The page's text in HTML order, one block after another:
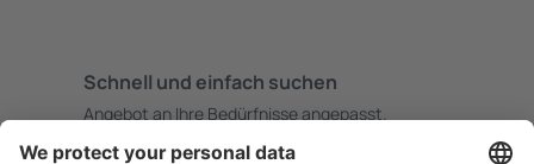
Schnell und einfach suchen
Angebot an Ihre Bedürfnisse angepasst.